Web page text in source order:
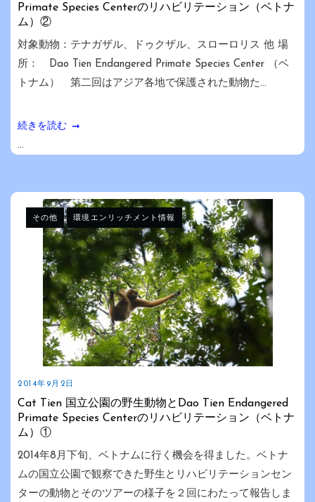
Primate Species Centerのリハビリテーション（ベトナ
ム）②
対象動物：テナガザル、ドゥクザル、スローロリス 他 場
所： Dao Tien Endangered Primate Species Center （ベ
トナム） 第二回はアジア各地で保護された動物た...
続きを読む
...
その他 環境エンリッチメント情報
2014年9月2日
Cat Tien 国立公園の野生動物とDao Tien Endangered
Primate Species Centerのリハビリテーション（ベトナ
ム）①
2014年8月下旬、ベトナムに行く機会を得ました。ベトナ
ムの国立公園で観察できた野生とリハビリテーションセン
ターの動物とそのツアーの様子を２回にわたって報告しま